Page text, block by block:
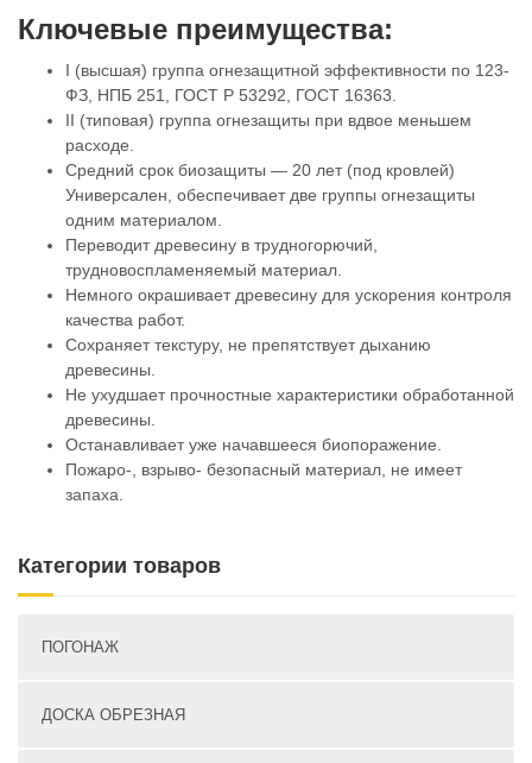
Ключевые преимущества:
I (высшая) группа огнезащитной эффективности по 123-
ФЗ, НПБ 251, ГОСТ Р 53292, ГОСТ 16363.
II (типовая) группа огнезащиты при вдвое меньшем
расходе.
Средний срок биозащиты — 20 лет (под кровлей)
Универсален, обеспечивает две группы огнезащиты
одним материалом.
Переводит древесину в трудногорючий,
трудновоспламеняемый материал.
Немного окрашивает древесину для ускорения контроля
качества работ.
Сохраняет текстуру, не препятствует дыханию
древесины.
Не ухудшает прочностные характеристики обработанной
древесины.
Останавливает уже начавшееся биопоражение.
Пожаро-, взрыво- безопасный материал, не имеет
запаха.
Категории товаров
ПОГОНАЖ
ДОСКА ОБРЕЗНАЯ